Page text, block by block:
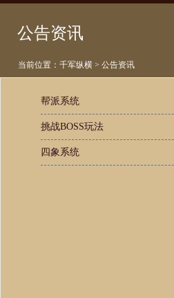
公告资讯
当前位置： 千军纵横 > 公告资讯
帮派系统
挑战BOSS玩法
四象系统